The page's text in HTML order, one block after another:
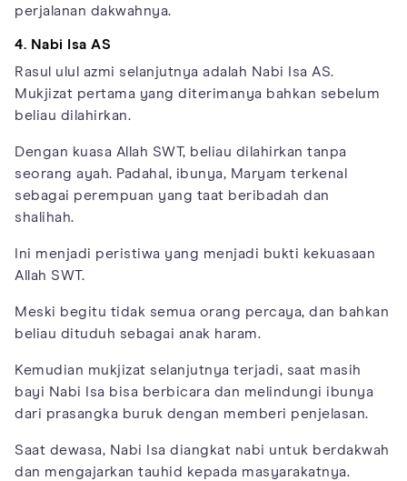
perjalanan dakwahnya.
4. Nabi Isa AS
Rasul ulul azmi selanjutnya adalah Nabi Isa AS.
Mukjizat pertama yang diterimanya bahkan sebelum
beliau dilahirkan.
Dengan kuasa Allah SWT, beliau dilahirkan tanpa
seorang ayah. Padahal, ibunya, Maryam terkenal
sebagai perempuan yang taat beribadah dan
shalihah.
Ini menjadi peristiwa yang menjadi bukti kekuasaan
Allah SWT.
Meski begitu tidak semua orang percaya, dan bahkan
beliau dituduh sebagai anak haram.
Kemudian mukjizat selanjutnya terjadi, saat masih
bayi Nabi Isa bisa berbicara dan melindungi ibunya
dari prasangka buruk dengan memberi penjelasan.
Saat dewasa, Nabi Isa diangkat nabi untuk berdakwah
dan mengajarkan tauhid kepada masyarakatnya.